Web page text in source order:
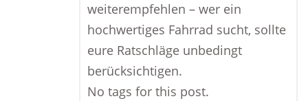
weiterempfehlen – wer ein
hochwertiges Fahrrad sucht, sollte
eure Ratschläge unbedingt
berücksichtigen.
No tags for this post.